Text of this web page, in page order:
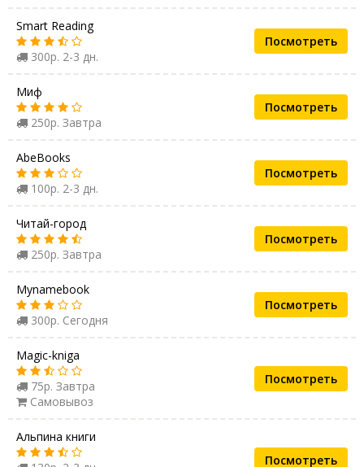
Smart Reading
300р. 2-3 дн.
Посмотреть
Миф
250р. Завтра
Посмотреть
AbeBooks
100р. 2-3 дн.
Посмотреть
Читай-город
250р. Завтра
Посмотреть
Mynamebook
300р. Сегодня
Посмотреть
Magic-kniga
75р. Завтра
Самовывоз
Посмотреть
Альпина книги
Посмотреть